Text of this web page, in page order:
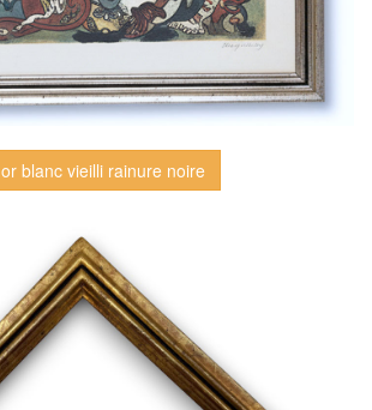
or blanc vieilli rainure noire